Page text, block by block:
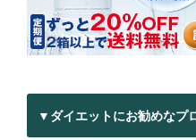
▼ダイエットにお勧めなプ